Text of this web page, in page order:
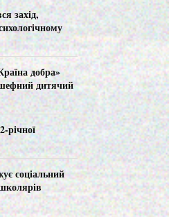
C
H
захід,
добра»
дитячий
річної
соціальний